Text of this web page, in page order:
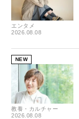
エンタメ
2026.08.08
NEW
教養・カルチャー
2026.08.08